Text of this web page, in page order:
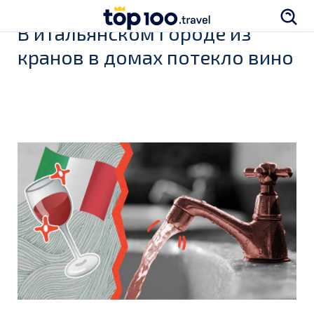
В итальянском городе из
кранов в домах потекло вино